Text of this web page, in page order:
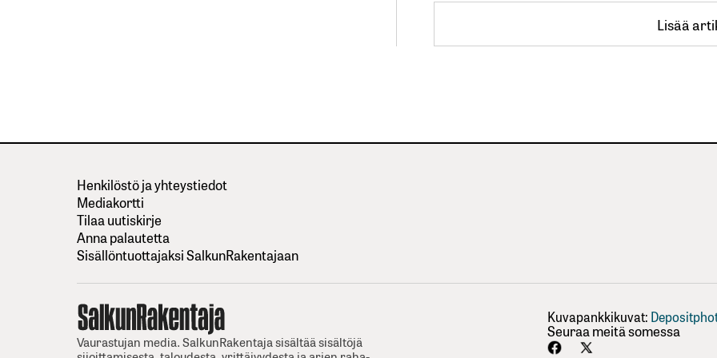
Lisää
Lisää
Vaurastujan media. SalkunRakentaja sisältää sisältöjä
Henkilöstö ja yhteystiedot
Mediakortti
Tilaa uutiskirje
Anna palautetta
Sisällöntuottajaksi SalkunRakentajaan
Kuvapankkikuvat:
Seuraa meitä somessa